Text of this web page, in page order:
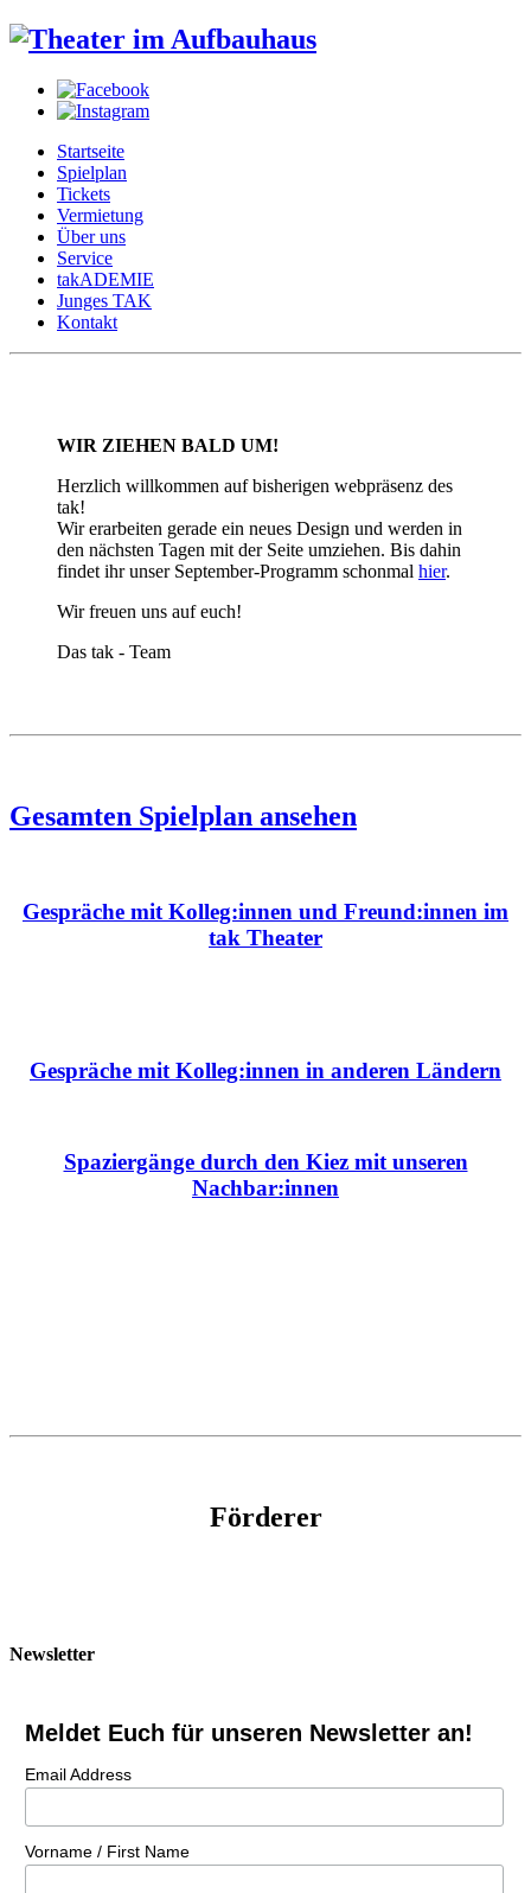
Startseite
Spielplan
Tickets
Vermietung
Über uns
Service
takADEMIE
Junges TAK
Kontakt
WIR ZIEHEN BALD UM!
Herzlich willkommen auf bisherigen webpräsenz des
tak!
Wir erarbeiten gerade ein neues Design und werden in
den nächsten Tagen mit der Seite umziehen. Bis dahin
findet ihr unser September-Programm schonmal hier.
Wir freuen uns auf euch!
Das tak - Team
Gesamten Spielplan ansehen
Gespräche mit Kolleg:innen und Freund:innen im
tak Theater
Gespräche mit Kolleg:innen in anderen Ländern
Spaziergänge durch den Kiez mit unseren
Nachbar:innen
Förderer
Newsletter
Meldet Euch für unseren Newsletter an!
Email Address
Vorname / First Name